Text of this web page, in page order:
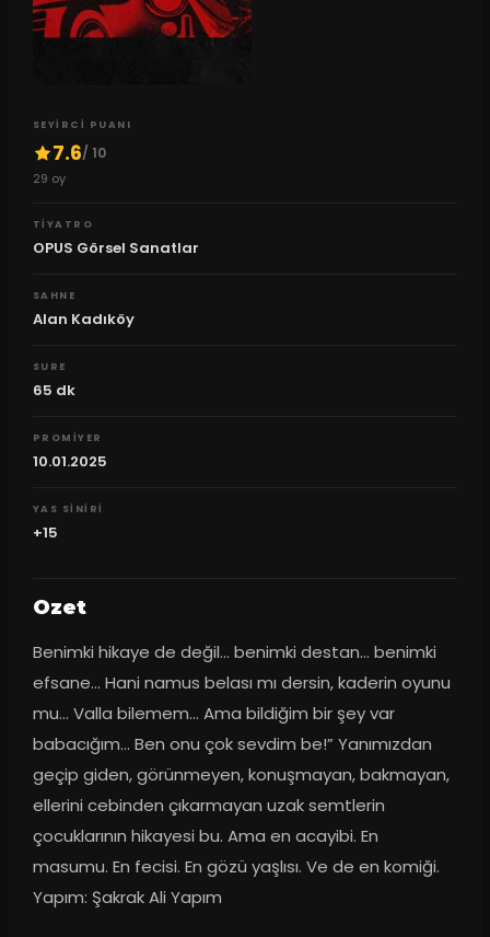
SEYIRCI PUANI
7.6/ 10
29 oy
TIYATRO
OPUS Görsel Sanatlar
SAHNE
Alan Kadıköy
SURE
65 dk
PROMIYER
10.01.2025
YAS SINIRI
+15
Ozet
Benimki hikaye de değil… benimki destan… benimki
efsane… Hani namus belası mı dersin, kaderin oyunu
mu… Valla bilemem… Ama bildiğim bir şey var
babacığım… Ben onu çok sevdim be!” Yanımızdan
geçip giden, görünmeyen, konuşmayan, bakmayan,
ellerini cebinden çıkarmayan uzak semtlerin
çocuklarının hikayesi bu. Ama en acayibi. En
masumu. En fecisi. En gözü yaşlısı. Ve de en komiği.
Yapım: Şakrak Ali Yapım